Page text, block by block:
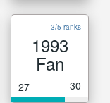
3/5 ranks
1993
Fan
27 30